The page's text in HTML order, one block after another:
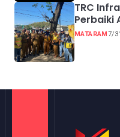
TRC
Perbaiki
MATARAM 7/